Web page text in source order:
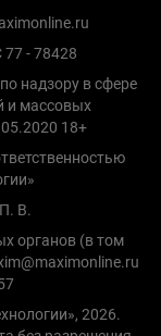
- 78428
надзору в сфере
и массовых
18+
В.
органов (в том
2026.